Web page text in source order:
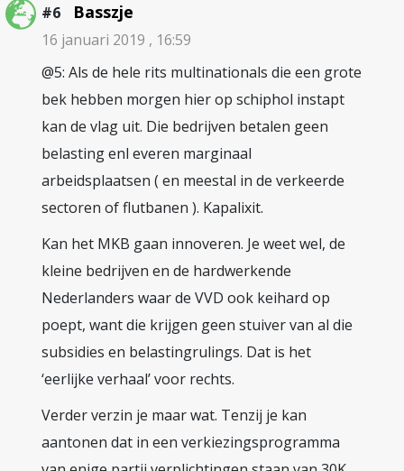
#6 Basszje
16 januari 2019 , 16:59
@5: Als de hele rits multinationals die een grote
bek hebben morgen hier op schiphol instapt
kan de vlag uit. Die bedrijven betalen geen
belasting enl everen marginaal
arbeidsplaatsen ( en meestal in de verkeerde
sectoren of flutbanen ). Kapalixit.
Kan het MKB gaan innoveren. Je weet wel, de
kleine bedrijven en de hardwerkende
Nederlanders waar de VVD ook keihard op
poept, want die krijgen geen stuiver van al die
subsidies en belastingrulings. Dat is het
‘eerlijke verhaal’ voor rechts.
Verder verzin je maar wat. Tenzij je kan
aantonen dat in een verkiezingsprogramma